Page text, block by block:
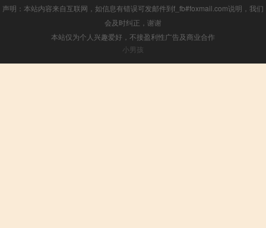
声明：本站内容来自互联网，如信息有错误可发邮件到f_fb#foxmail.com说明，我们
会及时纠正，谢谢
本站仅为个人兴趣爱好，不接盈利性广告及商业合作
小男孩